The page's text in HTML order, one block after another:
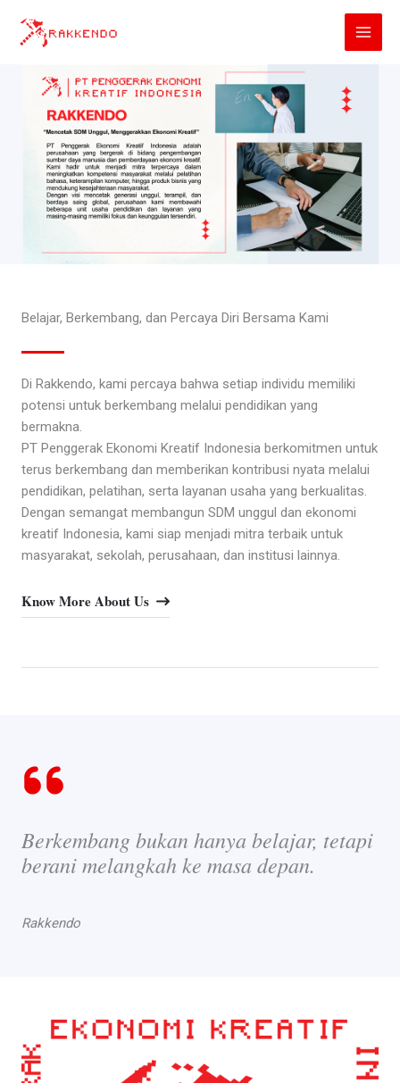
Belajar, Berkembang, dan Percaya Diri Bersama Kami
Di Rakkendo, kami percaya bahwa setiap individu memiliki
potensi untuk berkembang melalui pendidikan yang
bermakna.
PT Penggerak Ekonomi Kreatif Indonesia berkomitmen untuk
terus berkembang dan memberikan kontribusi nyata melalui
pendidikan, pelatihan, serta layanan usaha yang berkualitas.
Dengan semangat membangun SDM unggul dan ekonomi
kreatif Indonesia, kami siap menjadi mitra terbaik untuk
masyarakat, sekolah, perusahaan, dan institusi lainnya.
Know More About Us
Berkembang bukan hanya belajar, tetapi
berani melangkah ke masa depan.
Rakkendo